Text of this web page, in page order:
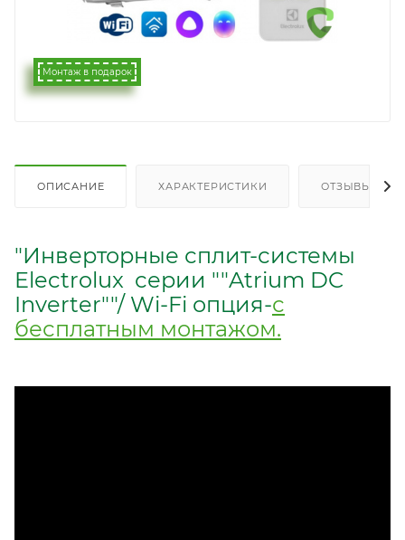
Монтаж в подарок
ОПИСАНИЕ ХАРАКТЕРИСТИКИ ОТЗЫВЫ
"Инверторные сплит-системы
Electrolux серии ""Atrium DC
Inverter""/ Wi-Fi опция-с
бесплатным монтажом.